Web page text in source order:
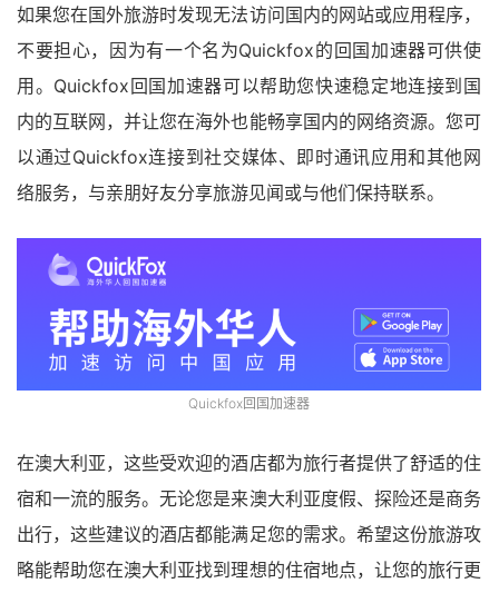
如果您在国外旅游时发现无法访问国内的网站或应用程序，
不要担心，因为有一个名为Quickfox的回国加速器可供使
用。Quickfox回国加速器可以帮助您快速稳定地连接到国
内的互联网，并让您在海外也能畅享国内的网络资源。您可
以通过Quickfox连接到社交媒体、即时通讯应用和其他网
络服务，与亲朋好友分享旅游见闻或与他们保持联系。
Quickfox回国加速器
在澳大利亚，这些受欢迎的酒店都为旅行者提供了舒适的住
宿和一流的服务。无论您是来澳大利亚度假、探险还是商务
出行，这些建议的酒店都能满足您的需求。希望这份旅游攻
略能帮助您在澳大利亚找到理想的住宿地点，让您的旅行更